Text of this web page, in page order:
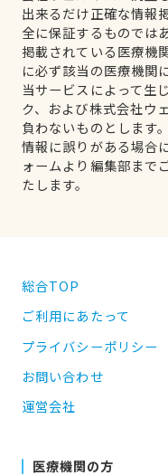
出来るだけ正確な情報
全に保証するものでは
掲載されている医療機
に必ず該当の医療機関
当サービスによって生
ク、および株式会社ウ
負わないものとします。
情報に誤りがある場合
ォームより編集部まで
たします。
総合TOP
ご利用にあたって
プライバシーポリシー
お問い合わせ
運営会社
医療機関の方